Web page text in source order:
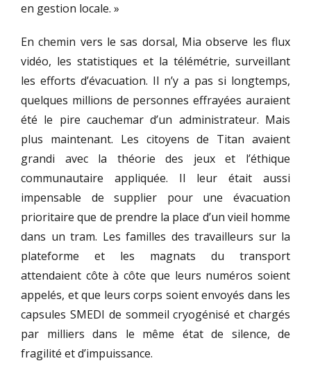
en gestion locale. »
En chemin vers le sas dorsal, Mia observe les flux
vidéo, les statistiques et la télémétrie, surveillant
les efforts d’évacuation. Il n’y a pas si longtemps,
quelques millions de personnes effrayées auraient
été le pire cauchemar d’un administrateur. Mais
plus maintenant. Les citoyens de Titan avaient
grandi avec la théorie des jeux et l’éthique
communautaire appliquée. Il leur était aussi
impensable de supplier pour une évacuation
prioritaire que de prendre la place d’un vieil homme
dans un tram. Les familles des travailleurs sur la
plateforme et les magnats du transport
attendaient côte à côte que leurs numéros soient
appelés, et que leurs corps soient envoyés dans les
capsules SMEDI de sommeil cryogénisé et chargés
par milliers dans le même état de silence, de
fragilité et d’impuissance.